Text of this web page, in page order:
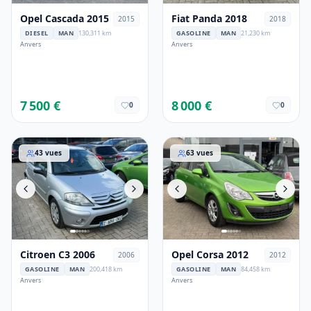
Opel Cascada 2015 2015
DIESEL MAN
130,311 km
Anvers
7 500 € 0
Fiat Panda 2018 2018
GASOLINE MAN 21,230 km
Anvers
8 000 € 0
Citroen C3 2006
43 vues
Citroen C3 2006 2006
GASOLINE MAN 200,418 km
Anvers
Opel Corsa 2012
63 vues
Opel Corsa 2012 2012
GASOLINE MAN 84,458 km
Anvers